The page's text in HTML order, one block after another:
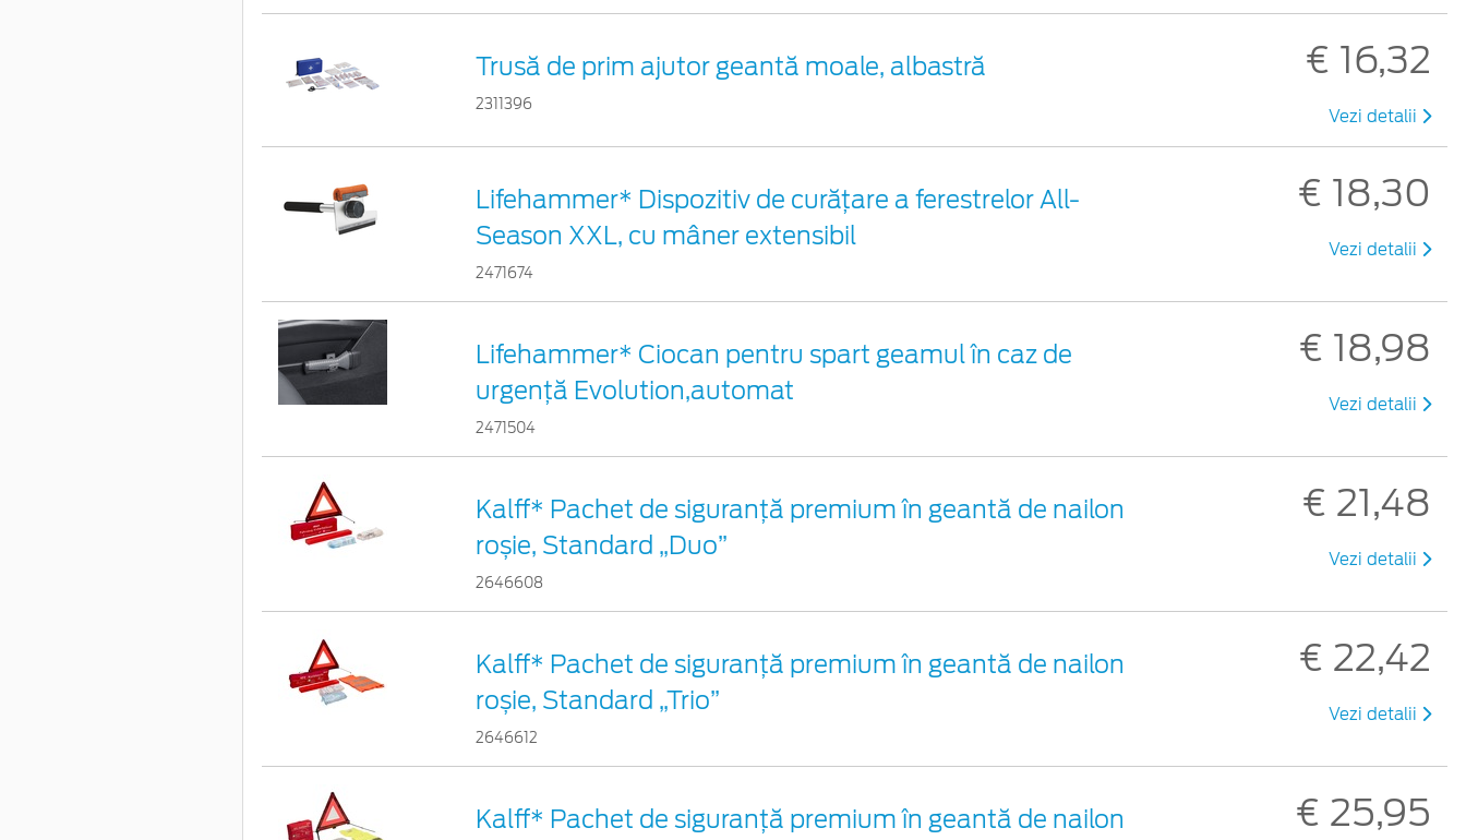
Trusă de prim ajutor geantă moale, albastră
2311396
€ 16,32
Vezi detalii
Lifehammer* Dispozitiv de curățare a ferestrelor All-
Season XXL, cu mâner extensibil
2471674
€ 18,30
Vezi detalii
Lifehammer* Ciocan pentru spart geamul în caz de
urgenţă Evolution,automat
2471504
€ 18,98
Vezi detalii
Kalff* Pachet de siguranţă premium în geantă de nailon
roșie, Standard „Duo”
2646608
€ 21,48
Vezi detalii
Kalff* Pachet de siguranţă premium în geantă de nailon
roșie, Standard „Trio”
2646612
€ 22,42
Vezi detalii
Kalff* Pachet de siguranţă premium în geantă de nailon
€ 25,95